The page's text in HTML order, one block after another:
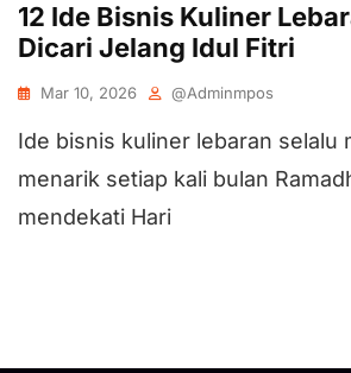
12 Ide Bisnis Kuliner
Dicari Jelang Idul Fitri
Mar 10, 2026 @adminmpos
Ide bisnis kuliner lebaran selalu
menarik setiap kali bulan
mendekati Hari